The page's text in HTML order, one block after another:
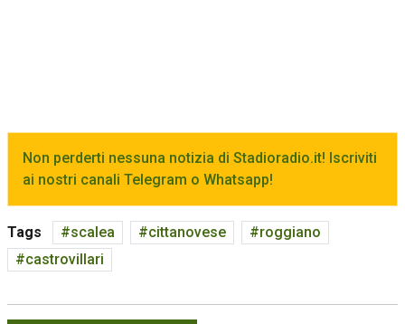
Non perderti nessuna notizia di Stadioradio.it! Iscriviti
ai nostri canali Telegram o Whatsapp!
Tags scalea cittanovese
roggiano
castrovillari